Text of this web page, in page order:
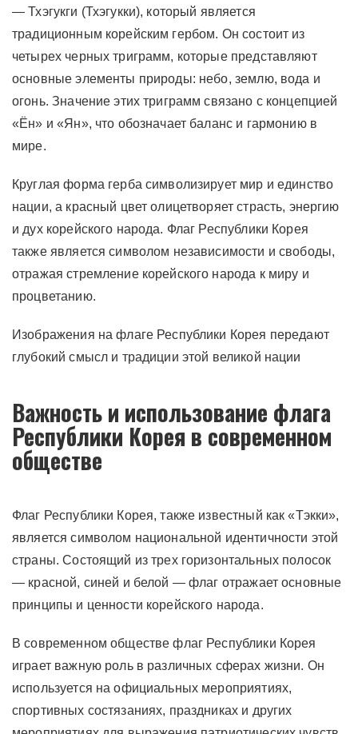
— Тхэгукги (Тхэгукки), который является
традиционным корейским гербом. Он состоит из
четырех черных триграмм, которые представляют
основные элементы природы: небо, землю, вода и
огонь. Значение этих триграмм связано с концепцией
«Ён» и «Ян», что обозначает баланс и гармонию в
мире.
Круглая форма герба символизирует мир и единство
нации, а красный цвет олицетворяет страсть, энергию
и дух корейского народа. Флаг Республики Корея
также является символом независимости и свободы,
отражая стремление корейского народа к миру и
процветанию.
Изображения на флаге Республики Корея передают
глубокий смысл и традиции этой великой нации
Важность и использование флага
Республики Корея в современном
обществе
Флаг Республики Корея, также известный как «Тэкки»,
является символом национальной идентичности этой
страны. Состоящий из трех горизонтальных полосок
— красной, синей и белой — флаг отражает основные
принципы и ценности корейского народа.
В современном обществе флаг Республики Корея
играет важную роль в различных сферах жизни. Он
используется на официальных мероприятиях,
спортивных состязаниях, праздниках и других